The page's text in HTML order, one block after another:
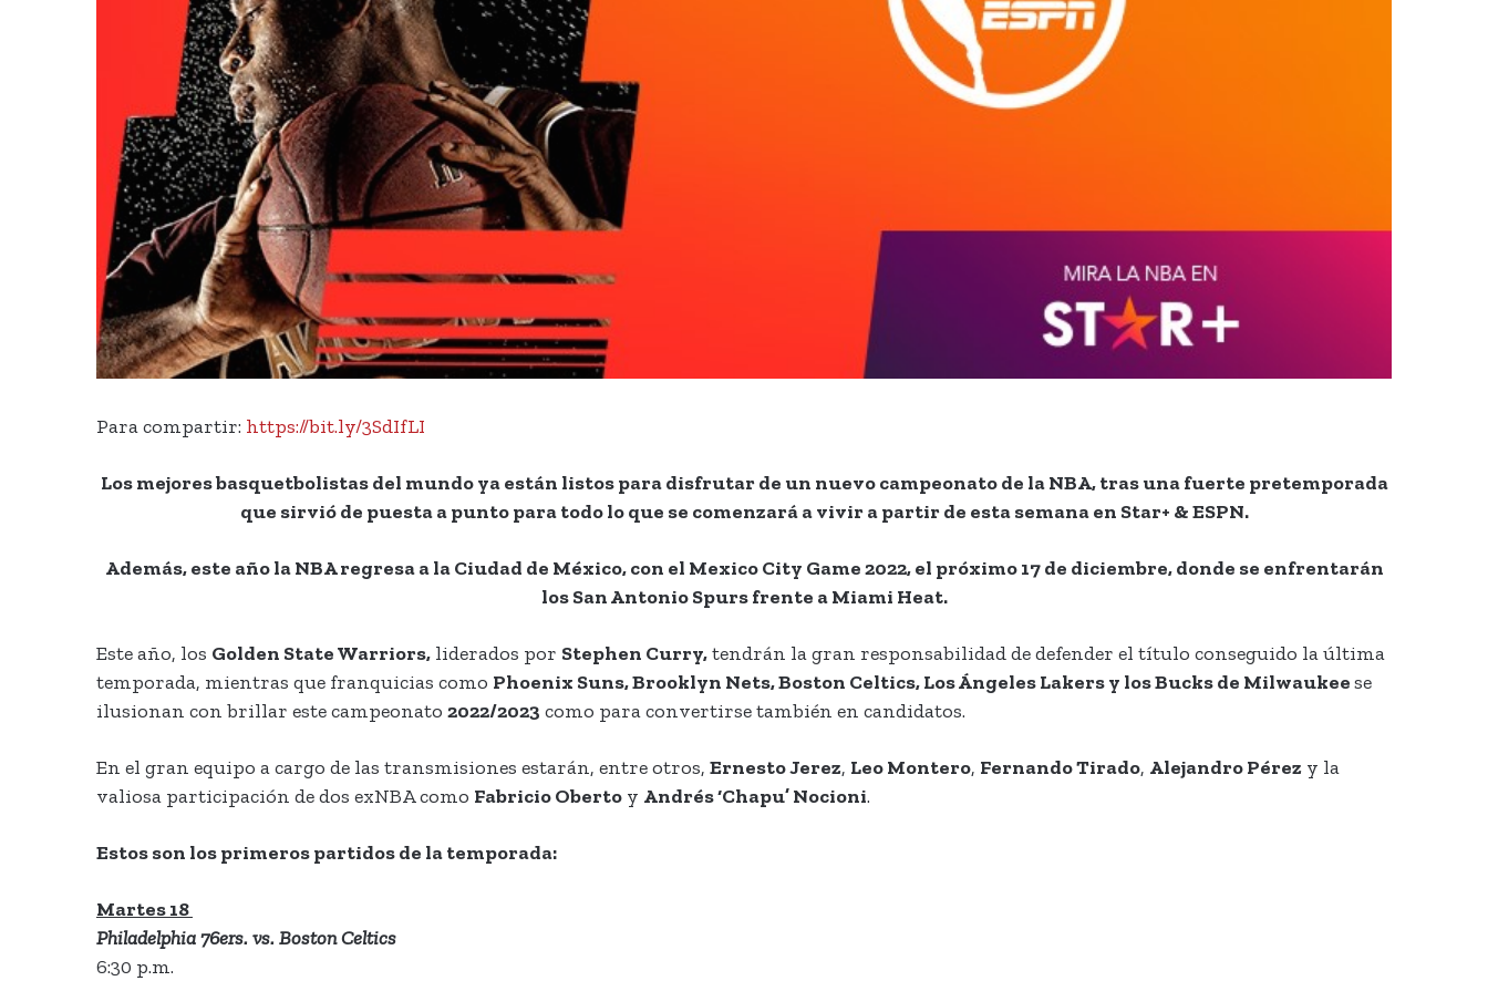
Para compartir: https://bit.ly/3SdIfLI
Los mejores basquetbolistas del mundo ya están listos para disfrutar de un nuevo campeonato de la NBA, tras una fuerte pretemporada
que sirvió de puesta a punto para todo lo que se comenzará a vivir a partir de esta semana en Star+ & ESPN.
Además, este año la NBA regresa a la Ciudad de México, con el Mexico City Game 2022, el próximo 17 de diciembre, donde se enfrentarán
los San Antonio Spurs frente a Miami Heat.
Este año, los Golden State Warriors, liderados por Stephen Curry,tendrán la gran responsabilidad de defender el título conseguido la última
temporada, mientras que franquicias como Phoenix Suns, Brooklyn Nets, Boston Celtics, Los Ángeles Lakers y los Bucks de Milwaukeese
ilusionan con brillar este campeonato 2022/2023 como para convertirse también en candidatos.
En el gran equipo a cargo de las transmisiones estarán, entre otros, Ernesto Jerez, Leo Montero, Fernando Tirado, Alejandro Pérez y la
valiosa participación de dos exNBA como Fabricio Oberto y Andrés ‘Chapu’ Nocioni.
Estos son los primeros partidos de la temporada:
Martes 18
Philadelphia 76ers. vs. Boston Celtics
6:30 p.m.